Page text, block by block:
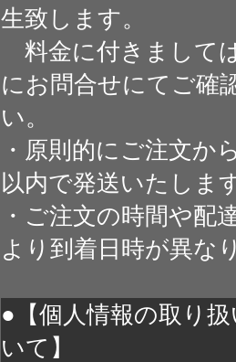
生致します。
料金に付きまして
にお問合せにてご確
い。
・原則的にご注文か
以内で発送いたしま
・ご注文の時間や配
より到着日時が異な
●【個人情報の取り
いて】